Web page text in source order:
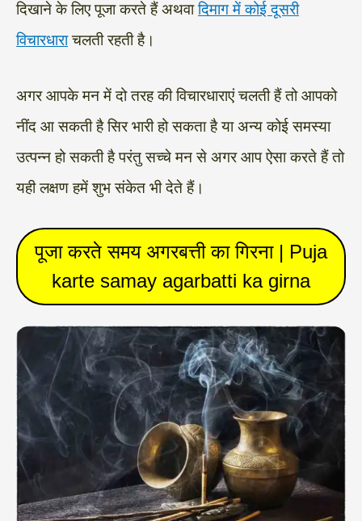
दिखाने के लिए पूजा करते हैं अथवादिमाग में कोई दूसरी
विचारधाराचलती रहती है।
अगर आपके मन में दो तरह की विचारधाराएं चलती हैं तो आपको
नींद आ सकती है सिर भारी हो सकता है या अन्य कोई समस्या
उत्पन्न हो सकती है परंतु सच्चे मन से अगर आप ऐसा करते हैं तो
यही लक्षण हमें शुभ संकेत भी देते हैं।
पूजा करते समय अगरबत्ती का गिरना | Puja
karte samay agarbatti ka girna